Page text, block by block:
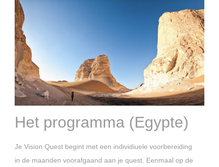
Het programma (Egypte)
Je Vision Quest begint met een individiuele voorbereiding
in de maanden voorafgaand aan je quest. Eenmaal op de